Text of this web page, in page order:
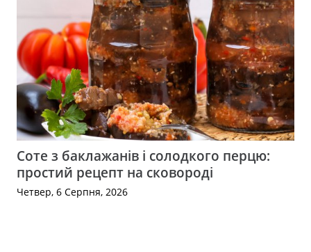
Соте з баклажанів і солодкого перцю:
простий рецепт на сковороді
Четвер, 6 Серпня, 2026